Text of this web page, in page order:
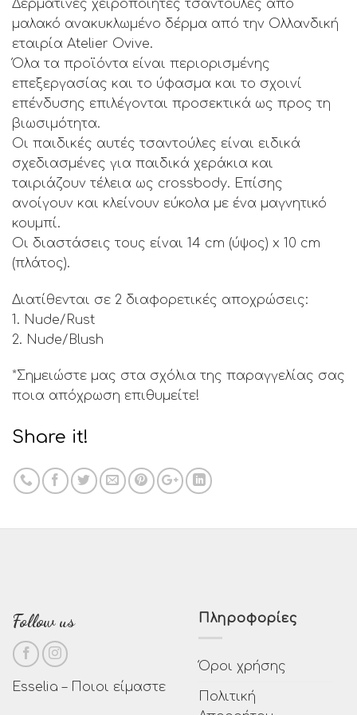
40.00 €.
Δερμάτινες χειροποίητες τσαντούλες από
μαλακό ανακυκλωμένο δέρμα από την Ολλανδική
εταιρία Atelier Ovive.
Όλα τα προϊόντα είναι περιορισμένης
επεξεργασίας και το ύφασμα και το σχοινί
επένδυσης επιλέγονται προσεκτικά ως προς τη
βιωσιμότητα.
Οι παιδικές αυτές τσαντούλες είναι ειδικά
σχεδιασμένες για παιδικά χεράκια και
ταιριάζουν τέλεια ως crossbody. Επίσης
ανοίγουν και κλείνουν εύκολα με ένα μαγνητικό
κουμπί.
Οι διαστάσεις τους είναι 14 cm (ύψος) x 10 cm
(πλάτος).
Διατίθενται σε 2 διαφορετικές αποχρώσεις:
1. Nude/Rust
2. Nude/Blush
*Σημειώστε μας στα σχόλια της παραγγελίας σας
ποια απόχρωση επιθυμείτε!
Share it!
Follow us
Esselia – Ποιοι είμαστε
Πληροφορίες
Όροι χρήσης
Πολιτική